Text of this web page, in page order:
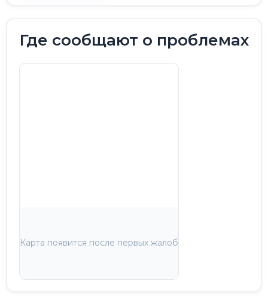
Где сообщают о проблемах
Карта появится после первых жалоб